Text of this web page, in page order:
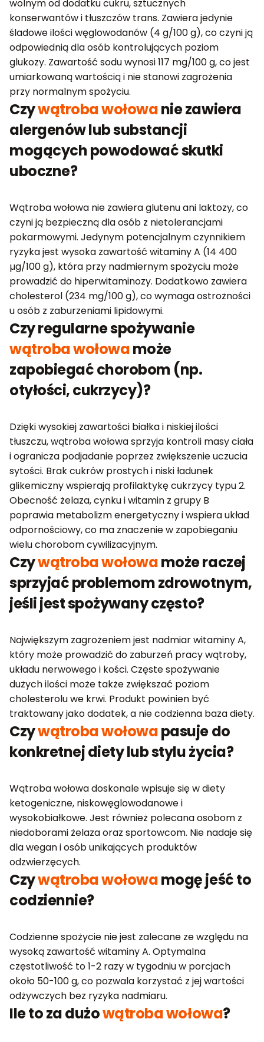
wolnym od dodatku cukru, sztucznych
konserwantów i tłuszczów trans. Zawiera jedynie
śladowe ilości węglowodanów (4 g/100 g), co czyni ją
odpowiednią dla osób kontrolujących poziom
glukozy. Zawartość sodu wynosi 117 mg/100 g, co jest
umiarkowaną wartością i nie stanowi zagrożenia
przy normalnym spożyciu.
Czywątroba wołowanie zawiera
alergenów lub substancji
mogących powodować skutki
uboczne?
Wątroba wołowa nie zawiera glutenu ani laktozy, co
czyni ją bezpieczną dla osób z nietolerancjami
pokarmowymi. Jedynym potencjalnym czynnikiem
ryzyka jest wysoka zawartość witaminy A (14 400
µg/100 g), która przy nadmiernym spożyciu może
prowadzić do hiperwitaminozy. Dodatkowo zawiera
cholesterol (234 mg/100 g), co wymaga ostrożności
u osób z zaburzeniami lipidowymi.
Czy regularne spożywanie
wątroba wołowamoże
zapobiegać chorobom (np.
otyłości, cukrzycy)?
Dzięki wysokiej zawartości białka i niskiej ilości
tłuszczu, wątroba wołowa sprzyja kontroli masy ciała
i ogranicza podjadanie poprzez zwiększenie uczucia
sytości. Brak cukrów prostych i niski ładunek
glikemiczny wspierają profilaktykę cukrzycy typu 2.
Obecność żelaza, cynku i witamin z grupy B
poprawia metabolizm energetyczny i wspiera układ
odpornościowy, co ma znaczenie w zapobieganiu
wielu chorobom cywilizacyjnym.
Czywątroba wołowamoże raczej
sprzyjać problemom zdrowotnym,
jeśli jest spożywany często?
Największym zagrożeniem jest nadmiar witaminy A,
który może prowadzić do zaburzeń pracy wątroby,
układu nerwowego i kości. Częste spożywanie
dużych ilości może także zwiększać poziom
cholesterolu we krwi. Produkt powinien być
traktowany jako dodatek, a nie codzienna baza diety.
Czywątroba wołowapasuje do
konkretnej diety lub stylu życia?
Wątroba wołowa doskonale wpisuje się w diety
ketogeniczne, niskowęglowodanowe i
wysokobiałkowe. Jest również polecana osobom z
niedoborami żelaza oraz sportowcom. Nie nadaje się
dla wegan i osób unikających produktów
odzwierzęcych.
Czywątroba wołowamogę jeść to
codziennie?
Codzienne spożycie nie jest zalecane ze względu na
wysoką zawartość witaminy A. Optymalna
częstotliwość to 1-2 razy w tygodniu w porcjach
około 50-100 g, co pozwala korzystać z jej wartości
odżywczych bez ryzyka nadmiaru.
Ile to za dużowątroba wołowa?